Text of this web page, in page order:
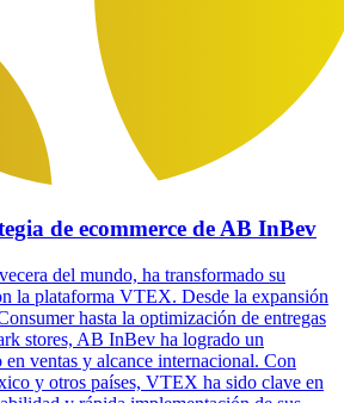
de ecommerce de AB InBev
del mundo, ha transformado su
la plataforma VTEX. Desde la expansión
hasta la optimización de entregas
stores, AB InBev ha logrado un
ventas y alcance internacional. Con
y otros países, VTEX ha sido clave en